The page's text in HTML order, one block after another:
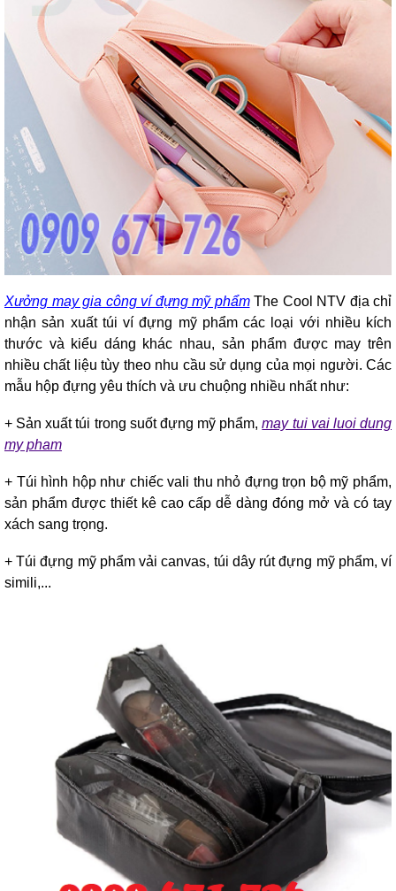
Xưởng may gia công ví đựng mỹ phẩmThe Cool NTV địa chỉ
nhận sản xuất túi ví đựng mỹ phẩm các loại với nhiều kích
thước và kiểu dáng khác nhau, sản phẩm được may trên
nhiều chất liệu tùy theo nhu cầu sử dụng của mọi người. Các
mẫu hộp đựng yêu thích và ưu chuộng nhiều nhất như:
+ Sản xuất túi trong suốt đựng mỹ phẩm,may tui vai luoi dung
my pham
+ Túi hình hộp như chiếc vali thu nhỏ đựng trọn bộ mỹ phẩm,
sản phẩm được thiết kê cao cấp dễ dàng đóng mở và có tay
xách sang trọng.
+ Túi đựng mỹ phẩm vải canvas, túi dây rút đựng mỹ phẩm, ví
simili,...